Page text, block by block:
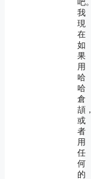
吧。
我
現
在
如
果
用
哈
哈
倉
頡，
或
者
用
任
何
的